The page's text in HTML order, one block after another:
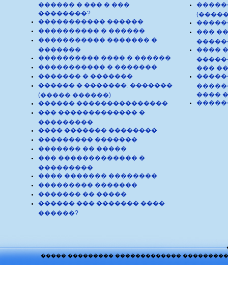
������ � ��� � ���
��������?
����������� ������
���������� � ������
����������� ������� �
�������
���������� ���� � ������
����������� � �������
������� � �������
������ � �������: �������
(����� ������)
������ ���������������
��� ������������� �
���������
���� ������� ��������
��������� �������
������� �� �����
��� ������������� �
���������
���� ������� ��������
��������� �������
������� �� �����
������ ��� ������� ����
������?
���
����
���
����
����� ��������� �������������